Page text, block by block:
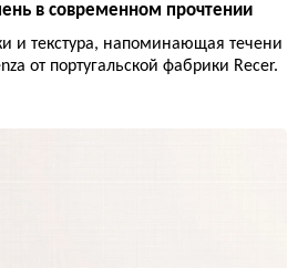
в современном прочтении
и текстура, напоминающая течени
от португальской фабрики Recer.